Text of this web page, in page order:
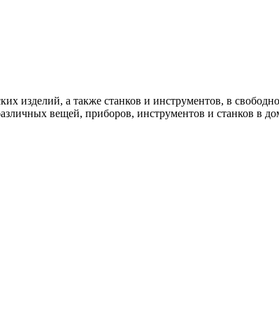
изделий, а также станков и инструментов, в
вещей, приборов, инструментов и станков в